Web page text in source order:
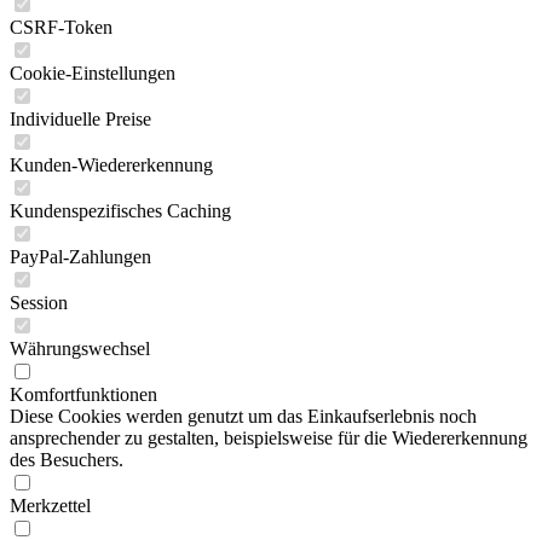
CSRF-Token
Cookie-Einstellungen
Individuelle Preise
Kunden-Wiedererkennung
Kundenspezifisches Caching
PayPal-Zahlungen
Session
Währungswechsel
Komfortfunktionen
Diese Cookies werden genutzt um das Einkaufserlebnis noch
ansprechender zu gestalten, beispielsweise für die Wiedererkennung
des Besuchers.
Merkzettel